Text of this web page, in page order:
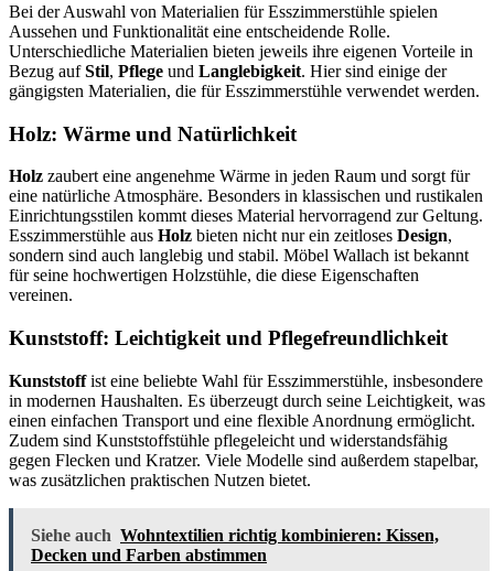
Bei der Auswahl von Materialien für Esszimmerstühle spielen
Aussehen und Funktionalität eine entscheidende Rolle.
Unterschiedliche Materialien bieten jeweils ihre eigenen Vorteile in
Bezug aufStil, Pflege und Langlebigkeit. Hier sind einige der
gängigsten Materialien, die für Esszimmerstühle verwendet werden.
Holz: Wärme und Natürlichkeit
Holz zaubert eine angenehme Wärme in jeden Raum und sorgt für
eine natürliche Atmosphäre. Besonders in klassischen und rustikalen
Einrichtungsstilen kommt dieses Material hervorragend zur Geltung.
Esszimmerstühle aus Holz bieten nicht nur ein zeitloses Design,
sondern sind auch langlebig und stabil. Möbel Wallach ist bekannt
für seine hochwertigen Holzstühle, die diese Eigenschaften
vereinen.
Kunststoff: Leichtigkeit und Pflegefreundlichkeit
Kunststoffist eine beliebte Wahl für Esszimmerstühle, insbesondere
in modernen Haushalten. Es überzeugt durch seine Leichtigkeit, was
einen einfachen Transport und eine flexible Anordnung ermöglicht.
Zudem sind Kunststoffstühle pflegeleicht und widerstandsfähig
gegen Flecken und Kratzer. Viele Modelle sind außerdem stapelbar,
was zusätzlichen praktischen Nutzen bietet.
Siehe auch Wohntextilien richtig kombinieren: Kissen,
Decken und Farben abstimmen